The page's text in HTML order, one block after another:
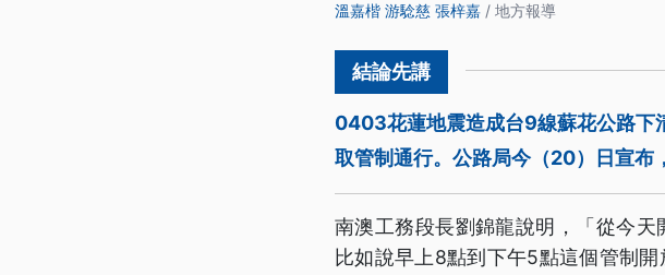
溫嘉楷 游騐慈 張梓嘉 / 地方報導
0403花蓮地震造成台9線蘇花公路下
取管制通行。公路局今（20）日宣布
南澳工務段長劉錦龍說明，「從今天
比如說早上8點到下午5點這個管制